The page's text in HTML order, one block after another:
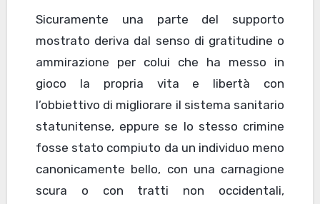
Sicuramente una parte del supporto
mostrato deriva dal senso di gratitudine o
ammirazione per colui che ha messo in
gioco la propria vita e libertà con
l’obbiettivo di migliorare il sistema sanitario
statunitense, eppure se lo stesso crimine
fosse stato compiuto da un individuo meno
canonicamente bello, con una carnagione
scura o con tratti non occidentali,